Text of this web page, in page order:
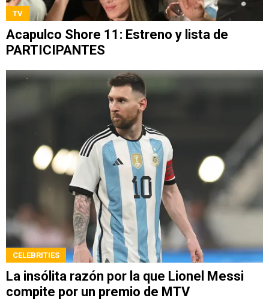
TV
Acapulco Shore 11: Estreno y lista de
PARTICIPANTES
CELEBRITIES
La insólita razón por la que Lionel Messi
compite por un premio de MTV